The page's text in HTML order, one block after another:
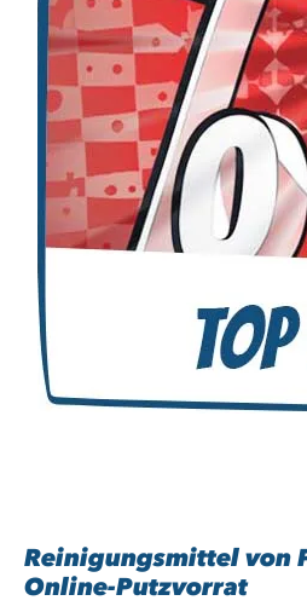
Reinigungsmittel von
Online-Putzvorrat